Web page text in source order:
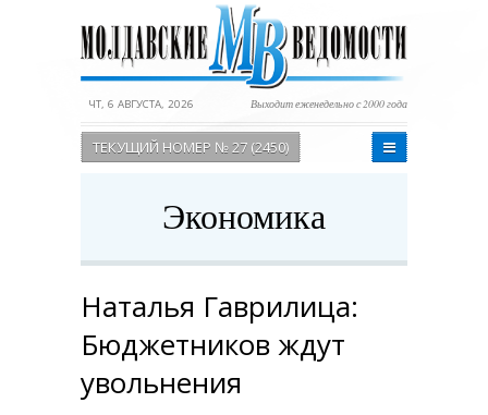
ЧТ, 6 АВГУСТА, 2026 Выходит еженедельно с 2000 года
ТЕКУЩИЙ НОМЕР № 27 (2450)
Экономика
Наталья Гаврилица:
Бюджетников ждут
увольнения